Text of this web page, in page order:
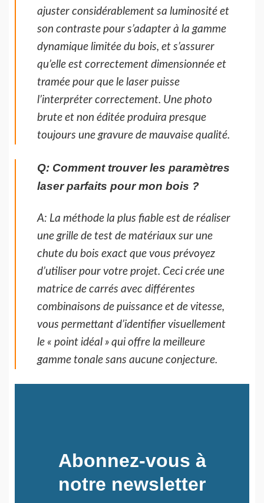
ajuster considérablement sa luminosité et
son contraste pour s’adapter à la gamme
dynamique limitée du bois, et s’assurer
qu’elle est correctement dimensionnée et
tramée pour que le laser puisse
l’interpréter correctement. Une photo
brute et non éditée produira presque
toujours une gravure de mauvaise qualité.
Q: Comment trouver les paramètres
laser parfaits pour mon bois ?
A: La méthode la plus fiable est de réaliser
une grille de test de matériaux sur une
chute du bois exact que vous prévoyez
d’utiliser pour votre projet. Ceci crée une
matrice de carrés avec différentes
combinaisons de puissance et de vitesse,
vous permettant d’identifier visuellement
le « point idéal » qui offre la meilleure
gamme tonale sans aucune conjecture.
Abonnez-vous à
notre newsletter